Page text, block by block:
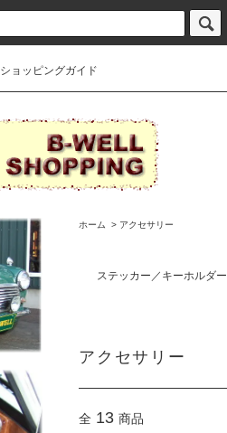
ショッピングガイド
ホーム > アクセサリー
ステッカー／キーホルダー
アクセサリー
全 13 商品